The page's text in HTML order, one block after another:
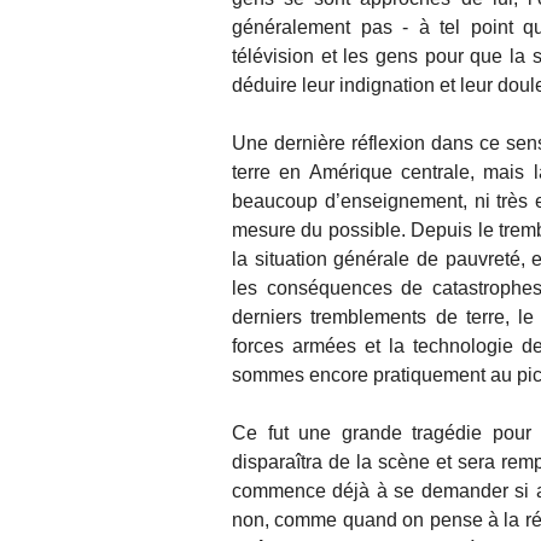
généralement pas - à tel point
télévision et les gens pour que la
déduire leur indignation et leur
Une dernière réflexion dans ce
terre en Amérique centrale, mais
beaucoup d’enseignement, ni
mesure du possible. Depuis le
la situation générale de pauvreté,
les conséquences de
derniers tremblements de terre,
forces armées et la technologie
sommes encore pratiquement au
Ce fut une grande tragédie pour
disparaîtra de la scène et sera
commence déjà à se demander si
non, comme quand on pense à la